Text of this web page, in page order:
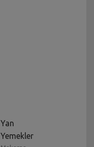
Yan
Yemekler